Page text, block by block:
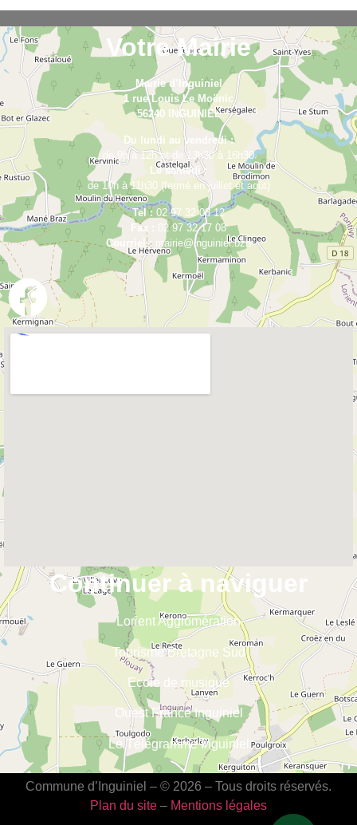
Votre Mairie
Mairie d’Inguiniel
1 rue Louis Le Moënic
56240 INGUINIEL
Du lundi au vendredi :
de 9h à 12h et de 13h30 à 16h30
Le samedi :
de 10h à 11h30 (fermé en juillet et août)
Tel : 02 97 32 08 12
Fax :
02 97 32 17 08
Courriel : mairie@inguiniel.bzh
Continuer à naviguer
Lorient Agglomération
Tourisme Bretagne Sud
Ecole de musique
Ouest France Inguiniel
Le Télégramme Inguiniel
Commune d’Inguiniel – © 2026 – Tous droits réservés.
Plan du site – Mentions légales